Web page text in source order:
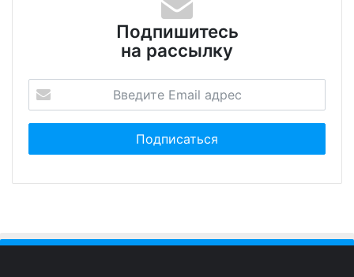
Подпишитесь
на рассылку